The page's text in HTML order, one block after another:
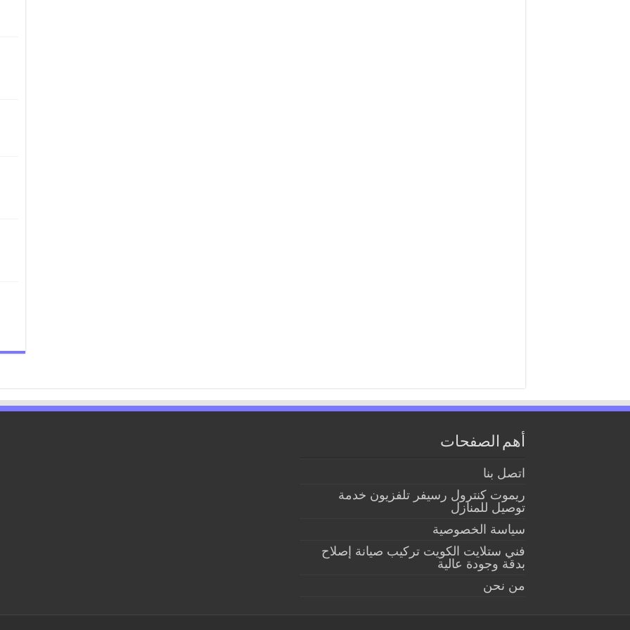
أهم الصفحات
اتصل بنا
ريموت كنترول رسيفر تلفزيون خدمة
توصيل للمنازل
سياسة الخصوصية
فني ستلايت الكويت تركيب صيانة إصلاح
بدقة وجودة عالية
من نحن